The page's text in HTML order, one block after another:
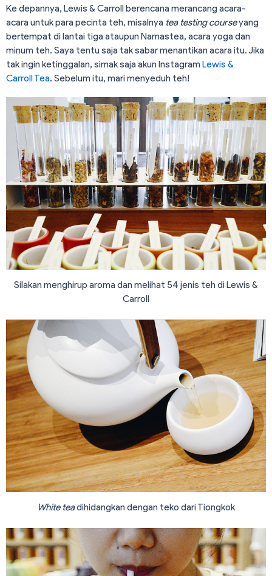
Ke depannya, Lewis & Carroll berencana merancang acara-
acara untuk para pecinta teh, misalnya tea testing courseyang
bertempat di lantai tiga ataupun Namastea, acara yoga dan
minum teh. Saya tentu saja tak sabar menantikan acara itu. Jika
tak ingin ketinggalan, simak saja akun Instagram Lewis &
Carroll Tea. Sebelum itu, mari menyeduh teh!
Silakan menghirup aroma dan melihat 54 jenis teh di Lewis &
Carroll
White teadihidangkan dengan teko dari Tiongkok